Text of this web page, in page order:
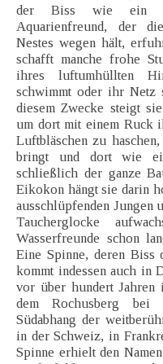
der Biss wie ein
Aquarienfreund, der
Nestes wegen hält,
schafft manche frohe
ihres luftumhüllten
schwimmt oder ihr
diesem Zwecke steigt
um dort mit einem Ruck
Luftbläschen zu
bringt und dort wie
schließlich der ganze
Eikokon hängt sie darin
ausschlüpfenden Jungen
Taucherglocke
Wasserfreunde schon
Eine Spinne, deren Biss
kommt indessen auch in
vor über hundert Jahren
dem Rochusberg bei
Südabhang der
in der Schweiz, in
Spinne erhielt den